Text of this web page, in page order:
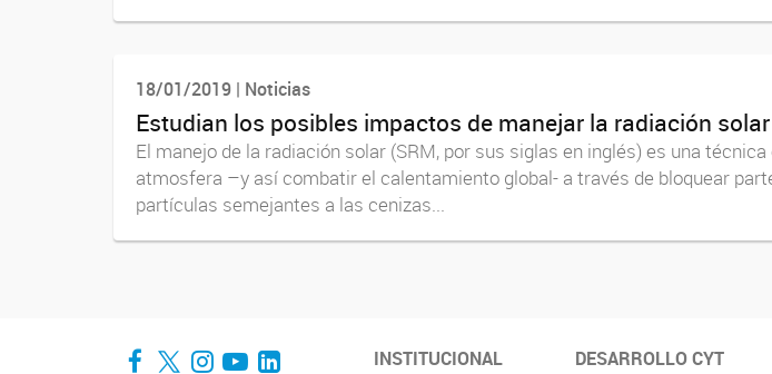
18/01/2019 | Noticias
Estudian los posibles impactos de manejar la radiación solar
El manejo de la radiación solar (SRM, por sus siglas en inglés) es una
atmosfera –y así combatir el calentamiento global- a través de bloquear
partículas semejantes a las cenizas...
Facebook
Twitter
Instagram
YouTube
LinkedInINSTITUCIONAL DESARROLLO CYT